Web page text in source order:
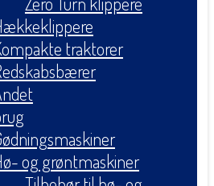
traktorer
og grøntmaskiner